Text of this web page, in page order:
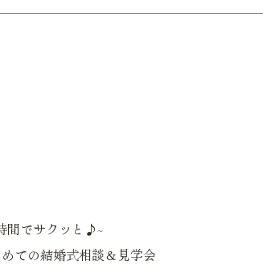
間でサクッと♪~
ての結婚式相談＆見学会